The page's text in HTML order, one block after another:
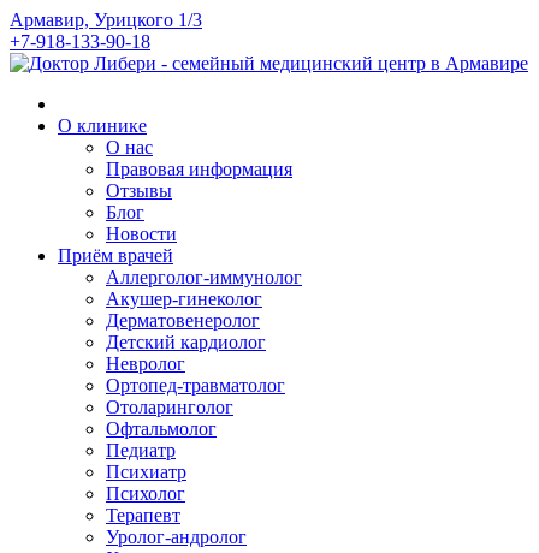
Армавир, Урицкого 1/3
+7-918-133-90-18
О клинике
О нас
Правовая информация
Отзывы
Блог
Новости
Приём врачей
Аллерголог-иммунолог
Акушер-гинеколог
Дерматовенеролог
Детский кардиолог
Невролог
Ортопед-травматолог
Отоларинголог
Офтальмолог
Педиатр
Психиатр
Психолог
Терапевт
Уролог-андролог